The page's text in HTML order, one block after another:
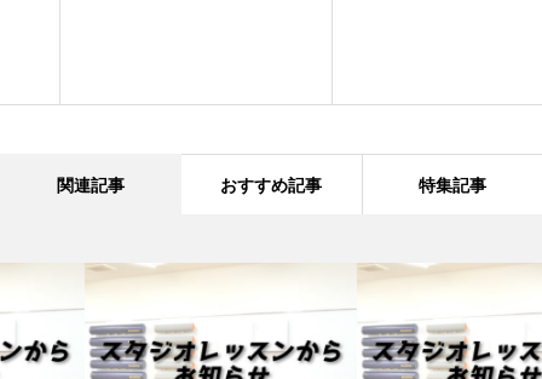
関連記事 おすすめ記事 特集記事